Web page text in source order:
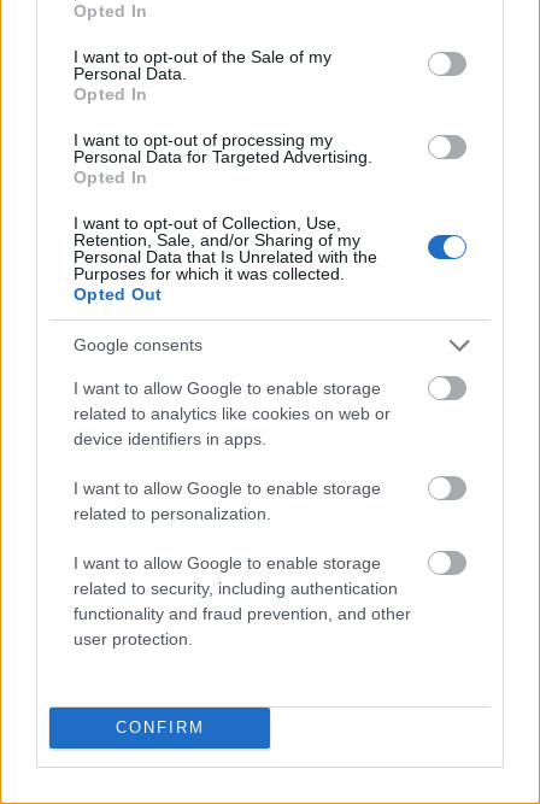
use your data for below specified purposes in below Google
consent section.
Opted In
I want to opt-out of the Sale of my
Personal Data.
Opted In
I want to opt-out of processing my
Personal Data for Targeted Advertising.
Opted In
I want to opt-out of Collection, Use,
Retention, Sale, and/or Sharing of my
Personal Data that Is Unrelated with the
Purposes for which it was collected.
Opted Out
Google consents
I want to allow Google to enable storage
related to analytics like cookies on web or
device identifiers in apps.
I want to allow Google to enable storage
related to personalization.
I want to allow Google to enable storage
related to security, including authentication
functionality and fraud prevention, and other
user protection.
CONFIRM
baner